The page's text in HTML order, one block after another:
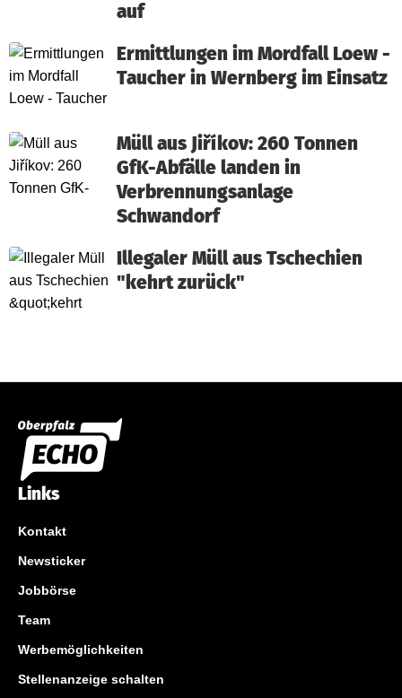
auf
Ermittlungen im Mordfall Loew -
Taucher in Wernberg im Einsatz
Müll aus Jiříkov: 260 Tonnen
GfK-Abfälle landen in
Verbrennungsanlage
Schwandorf
Illegaler Müll aus Tschechien
"kehrt zurück"
Links
Kontakt
Newsticker
Jobbörse
Team
Werbemöglichkeiten
Stellenanzeige schalten